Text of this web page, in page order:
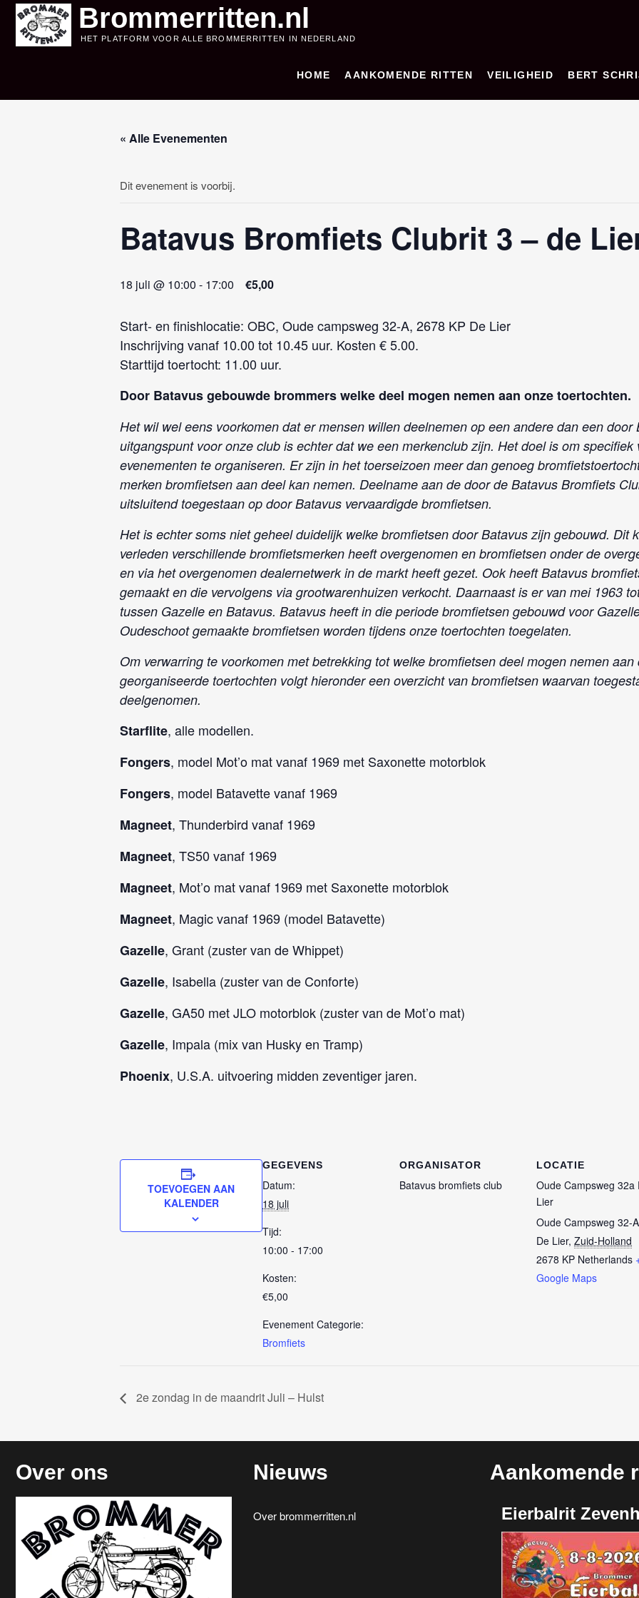
Skip
content
Brommerritten.nl
HET PLATFORM VOOR ALLE BROMMERRITTEN IN NEDERLAND
HOME AANKOMENDE RITTEN VEILIGHEID BERT
« Alle Evenementen
Dit evenement is voorbij.
Batavus Bromfiets Clubrit 3 – de
18 juli @ 10:00 - 17:00 €5,00
Start- en finishlocatie: OBC, Oude campsweg 32-A, 2678 KP De Lier
Inschrijving vanaf 10.00 tot 10.45 uur. Kosten € 5.00.
Starttijd toertocht: 11.00 uur.
Door Batavus gebouwde brommers welke deel mogen nemen aan onze toertochten.
Het wil wel eens voorkomen dat er mensen willen deelnemen op een andere dan een
uitgangspunt voor onze club is echter dat we een merkenclub zijn. Het doel is om
evenementen te organiseren. Er zijn in het toerseizoen meer dan genoeg
merken bromfietsen aan deel kan nemen. Deelname aan de door de Batavus Bromfiets
uitsluitend toegestaan op door Batavus vervaardigde bromfietsen.
Het is echter soms niet geheel duidelijk welke bromfietsen door Batavus zijn gebouwd. Dit
verleden verschillende bromfietsmerken heeft overgenomen en bromfietsen onder de
en via het overgenomen dealernetwerk in de markt heeft gezet. Ook heeft Batavus
gemaakt en die vervolgens via grootwarenhuizen verkocht. Daarnaast is er van mei 1963
tussen Gazelle en Batavus. Batavus heeft in die periode bromfietsen gebouwd voor
Oudeschoot gemaakte bromfietsen worden tijdens onze toertochten toegelaten.
Om verwarring te voorkomen met betrekking tot welke bromfietsen deel mogen nemen
georganiseerde toertochten volgt hieronder een overzicht van bromfietsen waarvan
deelgenomen.
Starflite, alle modellen.
Fongers, model Mot’o mat vanaf 1969 met Saxonette motorblok
Fongers, model Batavette vanaf 1969
Magneet, Thunderbird vanaf 1969
Magneet, TS50 vanaf 1969
Magneet, Mot’o mat vanaf 1969 met Saxonette motorblok
Magneet, Magic vanaf 1969 (model Batavette)
Gazelle, Grant (zuster van de Whippet)
Gazelle, Isabella (zuster van de Conforte)
Gazelle, GA50 met JLO motorblok (zuster van de Mot’o mat)
Gazelle, Impala (mix van Husky en Tramp)
Phoenix, U.S.A. uitvoering midden zeventiger jaren.
TOEVOEGEN AAN
KALENDER
GEGEVENS
Datum:
18 juli
Tijd:
10:00 - 17:00
Kosten:
€5,00
Evenement Categorie:
Bromfiets
ORGANISATOR
Batavus bromfiets club
LOCATIE
Oude Campsweg 32a
Lier
Oude Campsweg 32-A
De Lier, Zuid-Holland
2678 KP Netherlands
Google Maps
2e zondag in de maandrit Juli – Hulst
Over ons Nieuws
Over brommerritten.nl
Aankomende
Eierbalrit